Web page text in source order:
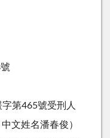
第465號受刑人
文姓名潘春俊）